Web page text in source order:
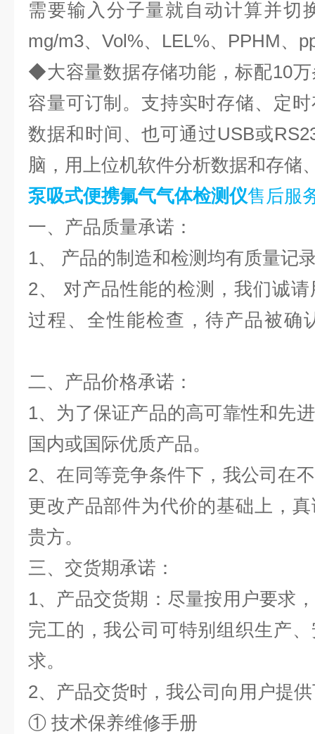
需要输入分子量就自动计算并切
mg/m3、Vol%、LEL%、PPHM、
◆大容量数据存储功能，标配10
容量可订制。支持实时存储、定
数据和时间、也可通过USB或
脑，用上位机软件分析数据和存储
泵吸式便携氟气气体检测仪售后服
一、产品质量承诺：
1、 产品的制造和检测均有质
2、 对产品性能的检测，我们诚
过程、全性能检查，待产品被确
二、产品价格承诺：
1、为了保证产品的高可靠性和先
国内或国际优质产品。
2、在同等竞争条件下，我公司在
更改产品部件为代价的基础上，
贵方。
三、交货期承诺：
1、产品交货期：尽量按用户要求
完工的，我公司可特别组织生产
求。
2、产品交货时，我公司向用户
① 技术保养维修手册